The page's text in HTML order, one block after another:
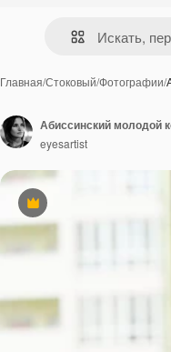
Главная/Стоковый/Фотографии/
Премиум
Абиссинский молодой
eyesartist